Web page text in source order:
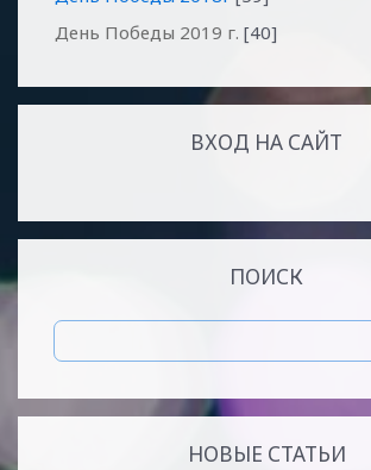
День Победы 2019 г. [40]
ВХОД НА САЙТ
ПОИСК
НОВЫЕ СТАТЬИ